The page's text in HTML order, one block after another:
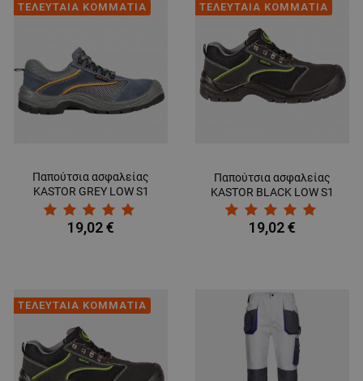
ΤΕΛΕΥΤΑΙΑ ΚΟΜΜΑΤΙΑ
Παπούτσια ασφαλείας
KASTOR GREY LOW S1
SRC
19,02 €
ΤΕΛΕΥΤΑΙΑ ΚΟΜΜΑΤΙΑ
Παπούτσια ασφαλείας
KASTOR BLACK LOW S1
19,02 €
ΤΕΛΕΥΤΑΙΑ ΚΟΜΜΑΤΙΑ